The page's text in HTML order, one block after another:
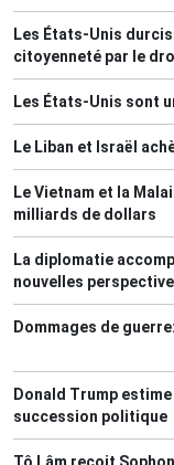
Les États-Unis
citoyenneté par le
Les États-Unis sont
Le Liban et Israël
Le Vietnam et la
milliards de dollars
La diplomatie
nouvelles
Dommages de
Donald Trump
succession politique